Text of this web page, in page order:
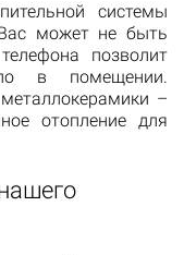
системы
может не быть
позволит
в помещении.
–
отопление для